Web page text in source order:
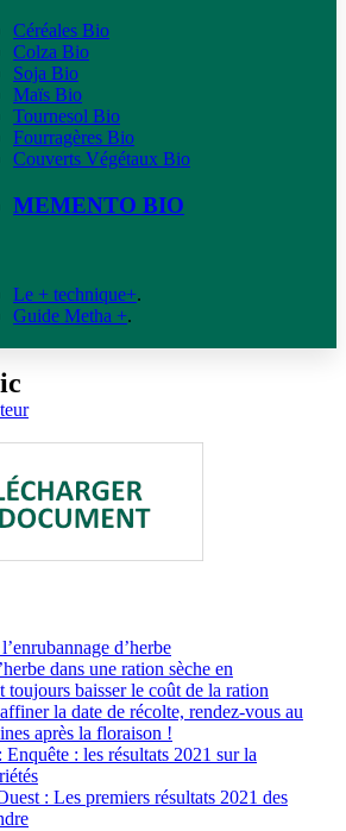
Céréales Bio
Colza Bio
Soja Bio
Maïs Bio
Tournesol Bio
Fourragères Bio
Couverts Végétaux Bio
MEMENTO BIO
Le + technique+.
Guide Metha +.
d’herbe
dans une ration sèche en
toujours baisser le coût de la ration
la date de récolte, rendez-vous au
après la floraison !
Enquête : les résultats 2021 sur la
: Les premiers résultats 2021 des